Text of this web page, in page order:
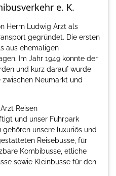
e. K.
Herrn Ludwig Arzt als
gegründet. Die ersten
aus ehemaligen
Im Jahr 1949 konnte der
und kurz darauf wurde
Neumarkt und
Reisen
und unser Fuhrpark
gehören unsere luxuriös und
Reisebusse, für
Kombibusse, etliche
sowie Kleinbusse für den